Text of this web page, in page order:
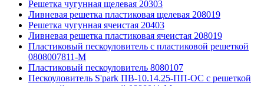
Решетка чугунная щелевая 20303
Ливневая решетка пластиковая щелевая 208019
Решетка чугунная ячеистая 20403
Ливневая решетка пластиковая ячеистая 208019
Пластиковый пескоуловитель с пластиковой решеткой
0808007811-М
Пластиковый пескоуловитель 8080107
Пескоуловитель S'park ПВ-10.14.25-ПП-ОС с решеткой